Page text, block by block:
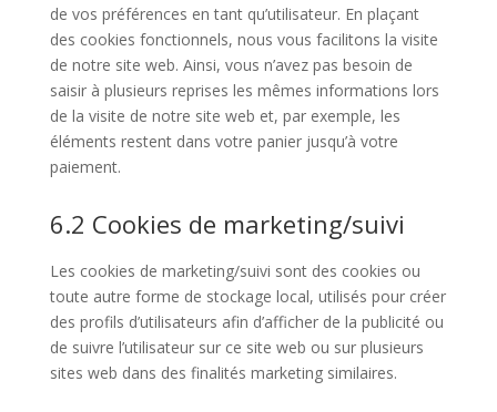
de vos préférences en tant qu’utilisateur. En plaçant
des cookies fonctionnels, nous vous facilitons la visite
de notre site web. Ainsi, vous n’avez pas besoin de
saisir à plusieurs reprises les mêmes informations lors
de la visite de notre site web et, par exemple, les
éléments restent dans votre panier jusqu’à votre
paiement.
6.2 Cookies de marketing/suivi
Les cookies de marketing/suivi sont des cookies ou
toute autre forme de stockage local, utilisés pour créer
des profils d’utilisateurs afin d’afficher de la publicité ou
de suivre l’utilisateur sur ce site web ou sur plusieurs
sites web dans des finalités marketing similaires.